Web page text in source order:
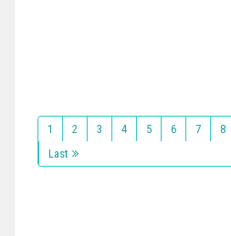
1 2 3 4 5 6 7 8
Last